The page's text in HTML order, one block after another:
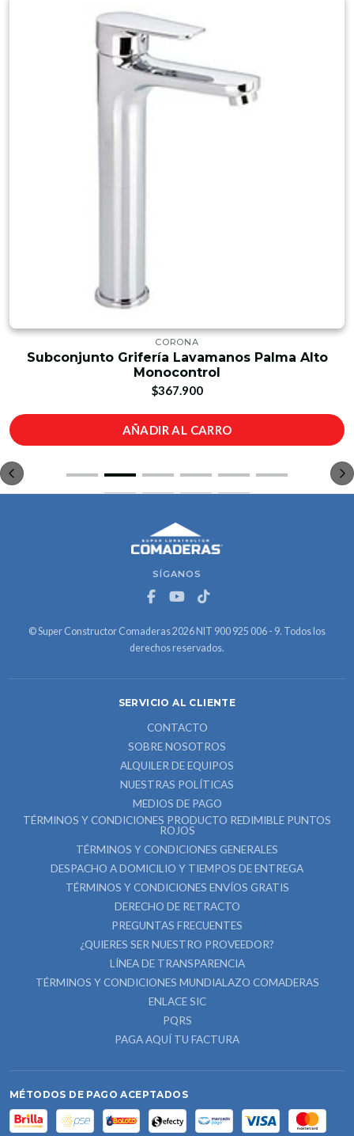
CORONA
Subconjunto Grifería Lavamanos Palma Alto
Monocontrol
$367.900
AÑADIR AL CARRO
SÍGANOS
© Super Constructor Comaderas 2026 NIT 900 925 006 - 9. Todos los
derechos reservados.
SERVICIO AL CLIENTE
CONTACTO
SOBRE NOSOTROS
ALQUILER DE EQUIPOS
NUESTRAS POLÍTICAS
MEDIOS DE PAGO
TÉRMINOS Y CONDICIONES PRODUCTO REDIMIBLE PUNTOS
ROJOS
TÉRMINOS Y CONDICIONES GENERALES
DESPACHO A DOMICILIO Y TIEMPOS DE ENTREGA
TÉRMINOS Y CONDICIONES ENVÍOS GRATIS
DERECHO DE RETRACTO
PREGUNTAS FRECUENTES
¿QUIERES SER NUESTRO PROVEEDOR?
LÍNEA DE TRANSPARENCIA
TÉRMINOS Y CONDICIONES MUNDIALAZO COMADERAS
ENLACE SIC
PQRS
PAGA AQUÍ TU FACTURA
MÉTODOS DE PAGO ACEPTADOS